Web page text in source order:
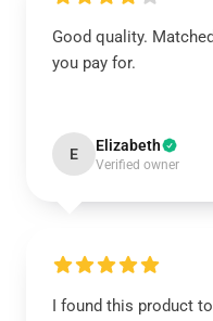
Good quality.
you pay for.
E Elizabeth
Verified owner
I found this product